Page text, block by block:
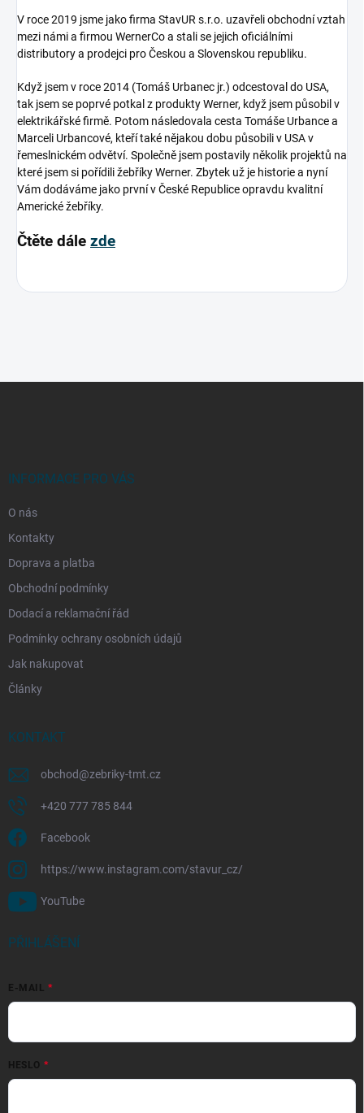
V roce 2019 jsme jako firma StavUR s.r.o. uzavřeli obchodní vztah
mezi námi a firmou WernerCo a stali se jejich oficiálními
distributory a prodejci pro Českou a Slovenskou republiku.
Když jsem v roce 2014 (Tomáš Urbanec jr.) odcestoval do USA,
tak jsem se poprvé potkal z produkty Werner, když jsem působil v
elektrikářské firmě. Potom následovala cesta Tomáše Urbance a
Marceli Urbancové, kteří také nějakou dobu působili v USA v
řemeslnickém odvětví. Společně jsem postavily několik projektů na
které jsem si pořídili žebříky Werner. Zbytek už je historie a nyní
Vám dodáváme jako první v České Republice opravdu kvalitní
Americké žebříky.
Čtěte dále zde
INFORMACE PRO VÁS
O nás
Kontakty
Doprava a platba
Obchodní podmínky
Dodací a reklamační řád
Podmínky ochrany osobních údajů
Jak nakupovat
Články
KONTAKT
obchod@zebriky-tmt.cz
+420 777 785 844
Facebook
https://www.instagram.com/stavur_cz/
YouTube
PŘIHLÁŠENÍ
E-MAIL
HESLO